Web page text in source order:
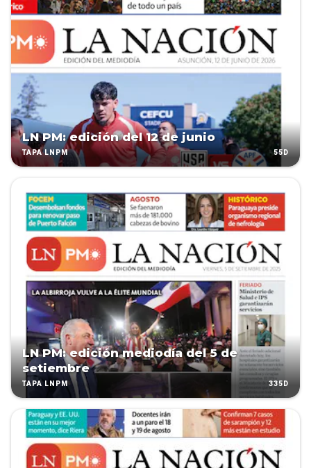
LN PM: edición del 12 de junio
TAPA LNPM 55D
LN PM: edición mediodía del 5 de
setiembre
TAPA LNPM 335D